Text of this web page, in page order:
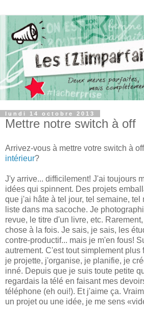
lundi 14 octobre 2013
Mettre notre switch à off
Arrivez-vous à mettre votre switch à
intérieur?
J'y arrive... difficilement! J'ai toujours
idées qui spinnent. Des projets
que j'ai hâte à tel jour, tel semaine,
liste dans ma sacoche. Je
revue, le titre d'un livre, etc.
chose à la fois. Je sais, je sais, les
contre-productif... mais je m'en fous!
autrement. C'est tout simplement plus
je projette, j'organise, je planifie, je
inné. Depuis que je suis toute petite
regardais la télé en faisant mes
téléphone (eh oui!). Et j'aime ça.
un projet ou une idée, je me sens